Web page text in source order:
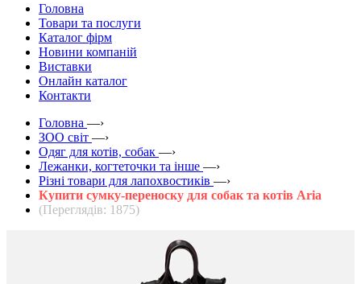
Головна
Товари та послуги
Каталог фірм
Новини компаній
Виставки
Онлайн каталог
Контакти
Головна —›
ЗOO світ —›
Одяг для котів, собак —›
Лежанки, когтеточки та інше —›
Різні товари для лапохвостиків —›
Купити сумку-переноску для собак та котів Aria
(Переглядів: 1875)